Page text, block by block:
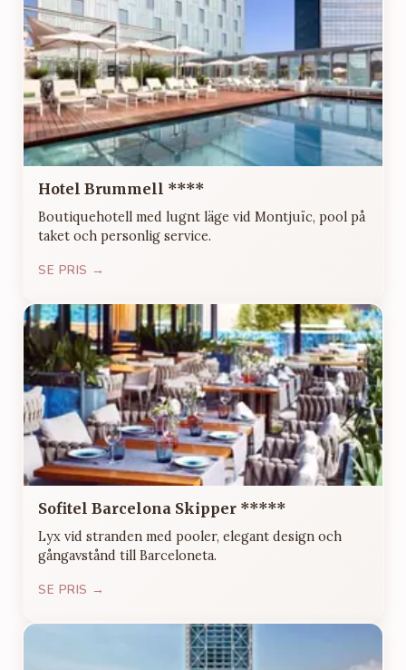
Hotel Brummell ****
Boutiquehotell med lugnt läge vid Montjuïc, pool på
taket och personlig service.
SE PRIS →
Sofitel Barcelona Skipper *****
Lyx vid stranden med pooler, elegant design och
gångavstånd till Barceloneta.
SE PRIS →